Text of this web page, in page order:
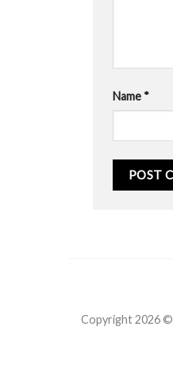
Name *
Copyright 2026 ©